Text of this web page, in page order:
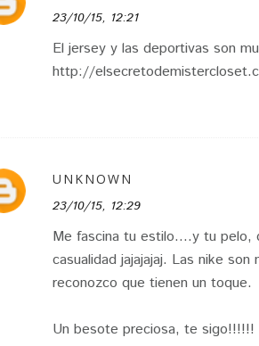
23/10/15, 12:21
El jersey y las deportivas son
http://
UNKNOWN
23/10/15, 12:29
Me fascina tu estilo....y tu pelo,
casualidad jajajajaj. Las nike
reconozco que tienen un toque.
Un besote preciosa, te sigo!!!!!!